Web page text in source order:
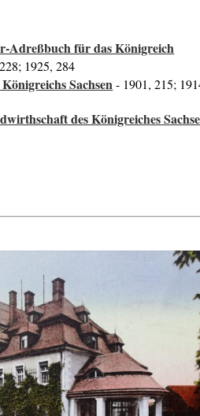
Adreßbuch für das Königreich
1925, 284
Sachsen- 1901, 215;
des Königreiches